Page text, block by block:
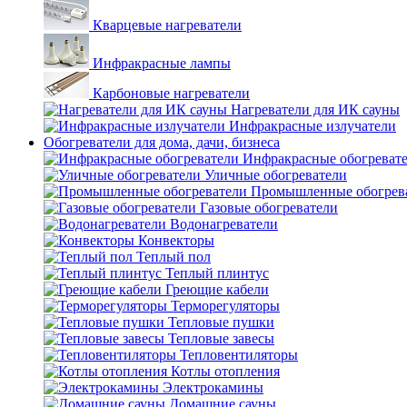
Кварцевые нагреватели
Инфракрасные лампы
Карбоновые нагреватели
Нагреватели для ИК сауны
Инфракрасные излучатели
Обогреватели для дома, дачи, бизнеса
Инфракрасные
Уличные обогреватели
Промышленные
Газовые обогреватели
Водонагреватели
Конвекторы
Теплый пол
Теплый плинтус
Греющие кабели
Терморегуляторы
Тепловые пушки
Тепловые завесы
Тепловентиляторы
Котлы отопления
Электрокамины
Домашние сауны